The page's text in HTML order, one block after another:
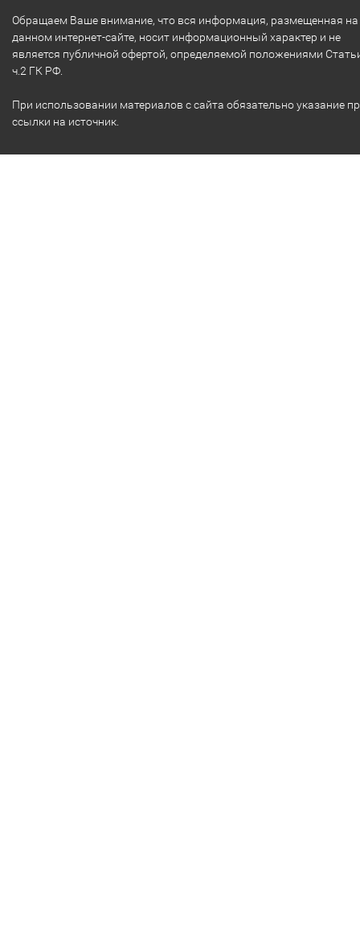
Обращаем Ваше внимание, что вся информация, размещенная на
данном интернет-сайте, носит информационный характер и не
является публичной офертой, определяемой положениями
ч.2 ГК РФ.
При использовании материалов с сайта обязательно указание
ссылки на источник.